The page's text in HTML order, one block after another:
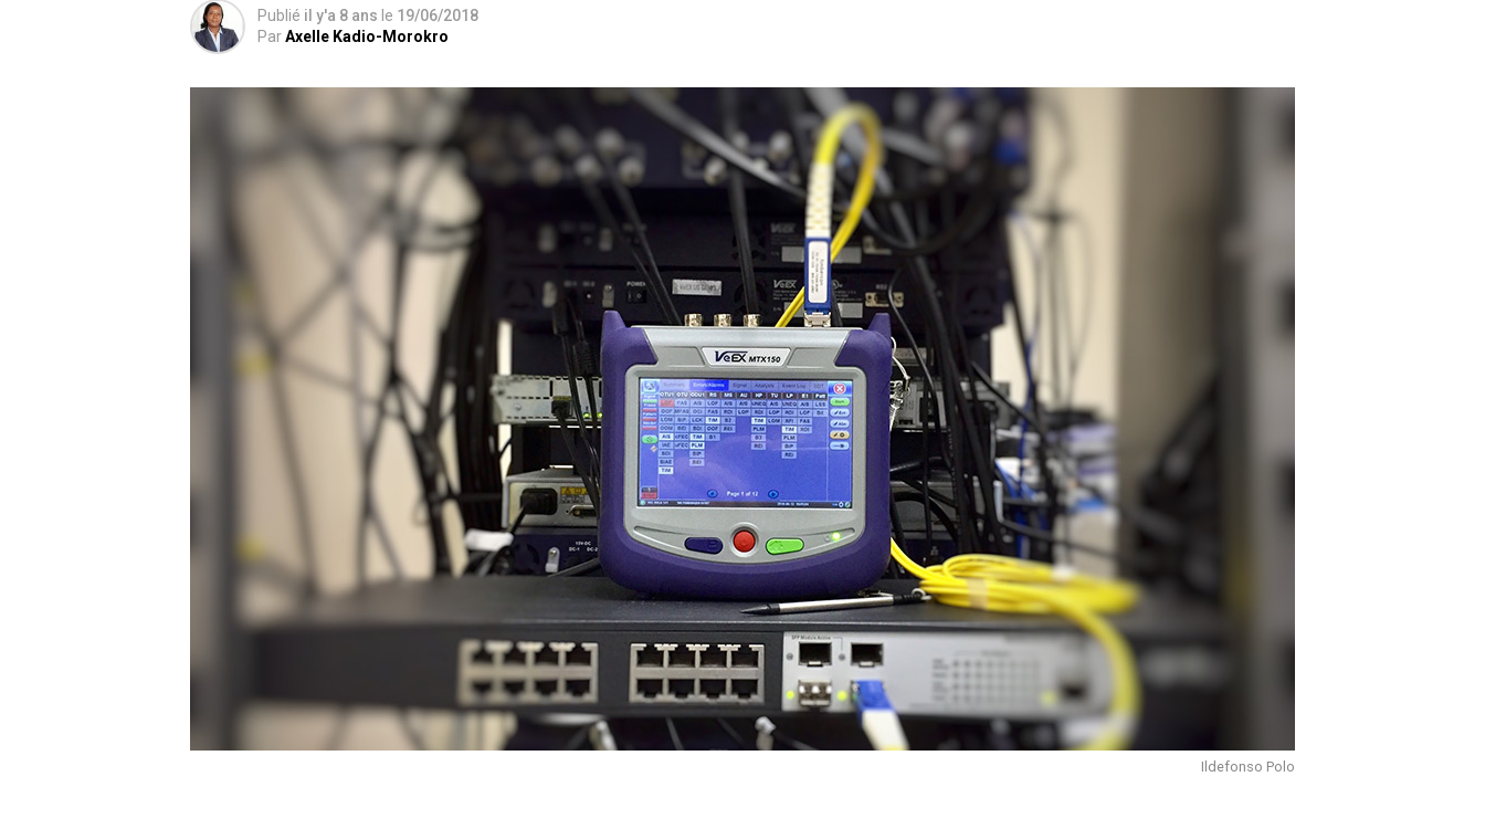
Publié il y'a 8 ans le 19/06/2018
ParAxelle Kadio-Morokro
Ildefonso Polo